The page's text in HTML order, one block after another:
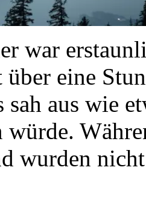
war
über eine
sah aus wie
würde.
wurden